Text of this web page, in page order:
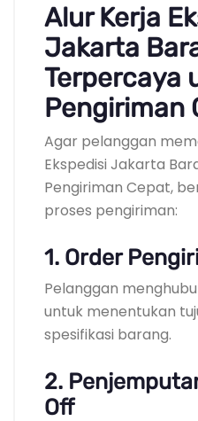
Alur Kerja
Jakarta
Terpercaya
Pengiriman
Agar pelanggan
Ekspedisi Jakarta
Pengiriman Cepat,
proses pengiriman:
1. Order
Pelanggan
untuk menentukan
spesifikasi barang.
2.
Off